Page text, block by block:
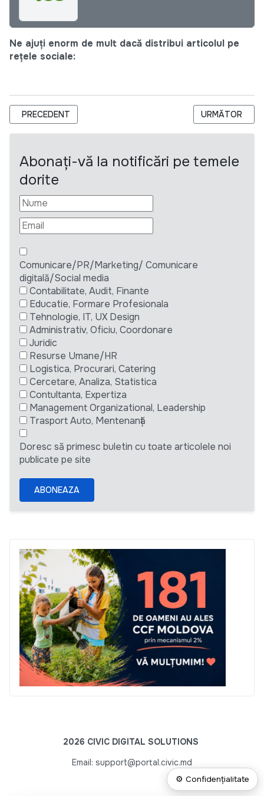
Ne ajuți enorm de mult dacă distribui articolul pe
rețele sociale:
ARTICOL PRECEDENT: VEO RECRUTEAZA UN SENIOR
PRECEDENT ARTICOLUL
URMĂTOR
Abonați-vă la notificări pe temele
dorite
Comunicare/PR/Marketing/ Comunicare
digitală/Social media
Contabilitate, Audit, Finante
Educatie, Formare Profesionala
Tehnologie, IT, UX Design
Administrativ, Oficiu, Coordonare
Juridic
Resurse Umane/HR
Logistica, Procurari, Catering
Cercetare, Analiza, Statistica
Contultanta, Expertiza
Management Organizational, Leadership
Trasport Auto, Mentenanță
Doresc să primesc buletin cu toate articolele noi
publicate pe site
ABONEAZA
2026 CIVIC DIGITAL SOLUTIONS
Email: support@portal.civic.md
⚙ Confidențialitate